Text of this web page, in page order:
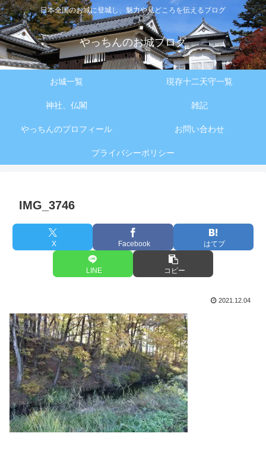
日本全国のお城に登城し、魅力や見どころを伝えるブログ
やっちんのお城ブログ
お城一覧 現存十二天守一覧
神社、仏閣 雑記
やっちんのプロフィール お問い合わせ
プライバシーポリシー
IMG_3746
X Facebook はてブ
LINE コピー
2021.12.04